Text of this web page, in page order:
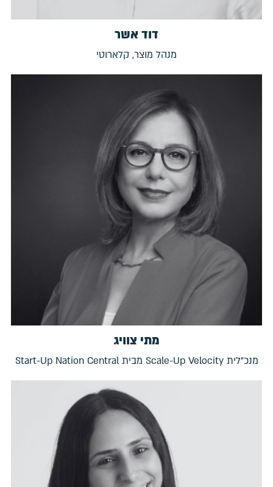
דוד אשר
מנהל מוצר, קלארוטי
מתי צוויג
מנכ"לית Scale-Up Velocity מבית Start-Up Nation Central